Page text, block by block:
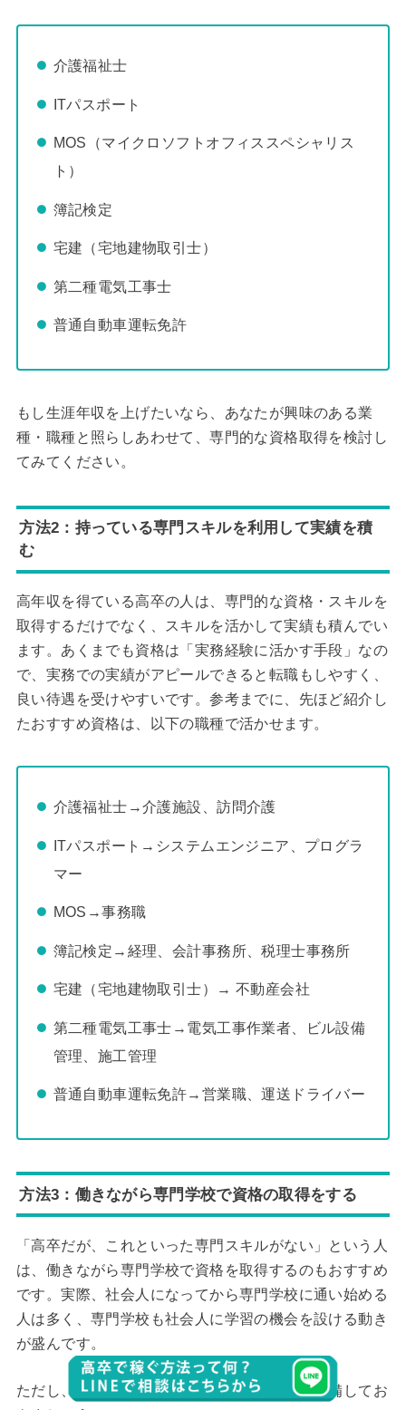
介護福祉士
ITパスポート
MOS（マイクロソフトオフィススペシャリス
ト）
簿記検定
宅建（宅地建物取引士）
第二種電気工事士
普通自動車運転免許
もし生涯年収を上げたいなら、あなたが興味のある業
種・職種と照らしあわせて、専門的な資格取得を検討し
てみてください。
方法2：持っている専門スキルを利用して実績を積
む
高年収を得ている高卒の人は、専門的な資格・スキルを
取得するだけでなく、スキルを活かして実績も積んでい
ます。あくまでも資格は「実務経験に活かす手段」なの
で、実務での実績がアピールできると転職もしやすく、
良い待遇を受けやすいです。参考までに、先ほど紹介し
たおすすめ資格は、以下の職種で活かせます。
介護福祉士→介護施設、訪問介護
ITパスポート→システムエンジニア、プログラ
マー
MOS→事務職
簿記検定→経理、会計事務所、税理士事務所
宅建（宅地建物取引士）→ 不動産会社
第二種電気工事士→電気工事作業者、ビル設備
管理、施工管理
普通自動車運転免許→営業職、運送ドライバー
方法3：働きながら専門学校で資格の取得をする
「高卒だが、これといった専門スキルがない」という人
は、働きながら専門学校で資格を取得するのもおすすめ
です。実際、社会人になってから専門学校に通い始める
人は多く、専門学校も社会人に学習の機会を設ける動き
が盛んです。
ただし、専門学校に通う前に、以下のことを準備してお